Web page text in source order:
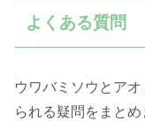
よくある質問
ウワバミソウとア
られる疑問をまと